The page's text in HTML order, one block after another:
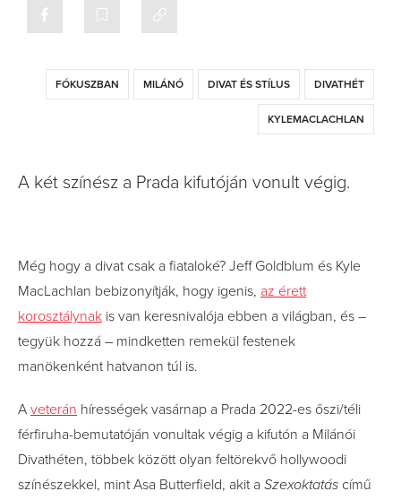
FÓKUSZBAN MILÁNÓ DIVAT ÉS STÍLUS DIVATHÉT
KYLEMACLACHLAN
A két színész a Prada kifutóján vonult végig.
Még hogy a divat csak a fiataloké? Jeff Goldblum és Kyle
MacLachlan bebizonyítják, hogy igenis, az érett
korosztálynak is van keresnivalója ebben a világban, és –
tegyük hozzá – mindketten remekül festenek
manökenként hatvanon túl is.
A veterán hírességek vasárnap a Prada 2022-es őszi/téli
férfiruha-bemutatóján vonultak végig a kifutón a Milánói
Divathéten, többek között olyan feltörekvő hollywoodi
színészekkel, mint Asa Butterfield, akit a Szexoktatás című